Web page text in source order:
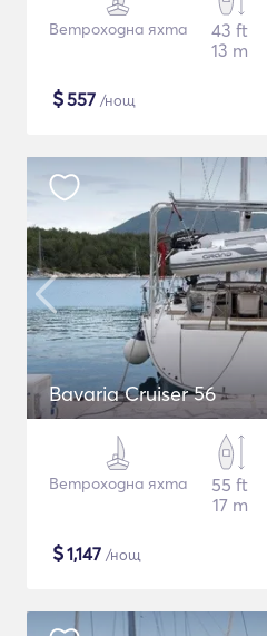
Ветроходна яхта
43 ft
13 m
$557 /нощ
Bavaria Cruiser 56
Ветроходна яхта
55 ft
17 m
$1,147 /нощ